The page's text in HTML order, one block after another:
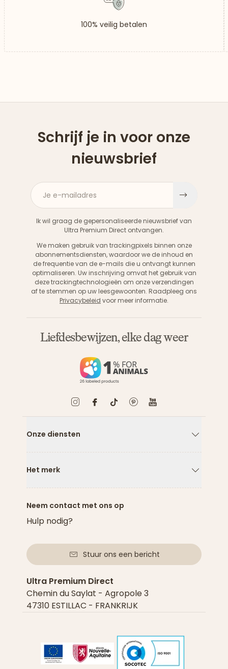
100% veilig betalen
Schrijf je in voor onze
nieuwsbrief
Je e-mailadres
Ik wil graag de gepersonaliseerde nieuwsbrief van
Ultra Premium Direct ontvangen.
We maken gebruik van trackingpixels binnen onze
abonnementsdiensten, waardoor we de inhoud en
de frequentie van de e-mails die u ontvangt kunnen
optimaliseren. Uw inschrijving omvat het gebruik van
deze trackingtechnologieën om onze verzendingen
af te stemmen op uw leesgewoonten. Raadpleeg ons
Privacybeleid voor meer informatie.
Liefdesbewijzen, elke dag weer
Onze diensten
Het merk
Neem contact met ons op
Hulp nodig?
Stuur ons een bericht
Ultra Premium Direct
Chemin du Saylat - Agropole 3
47310 ESTILLAC - FRANKRIJK